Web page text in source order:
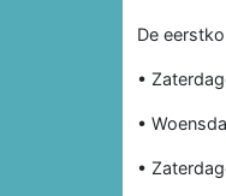
De
•
•
•